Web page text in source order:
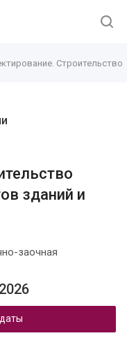
Строительство
зданий и
заочная